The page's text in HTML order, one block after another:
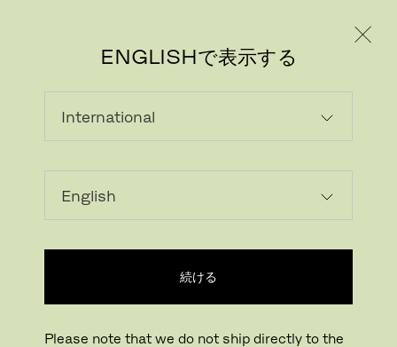
ENGLISHで表示する
続ける
Please note that we do not ship directly to the